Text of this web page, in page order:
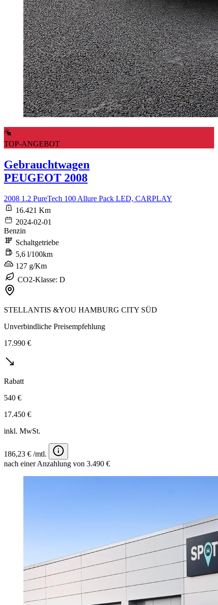
TOP-ANGEBOT
Gebrauchtwagen
PEUGEOT 2008
2008 1.2 PureTech 100 Allure Pack LED, CARPLAY
16.421 Km
2024-02-01
Benzin
Schaltgetriebe
5,6 l/100km
127 g/Km
CO2-Klasse: D
STELLANTIS &YOU HAMBURG CITY SÜD
Unverbindliche Preisempfehlung
17.990 €
Rabatt
540 €
17.450 €
inkl. MwSt.
186,23 € /mtl.
nach einer Anzahlung von 3.490 €